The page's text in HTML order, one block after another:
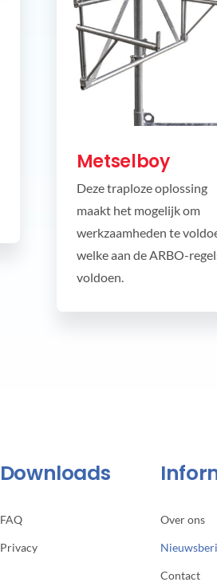
Metselboy
Deze traploze oplossing
maakt het mogelijk om
werkzaamheden te
welke aan de ARBO-
voldoen.
Downloads
FAQ
Privacy
Over ons
Contact